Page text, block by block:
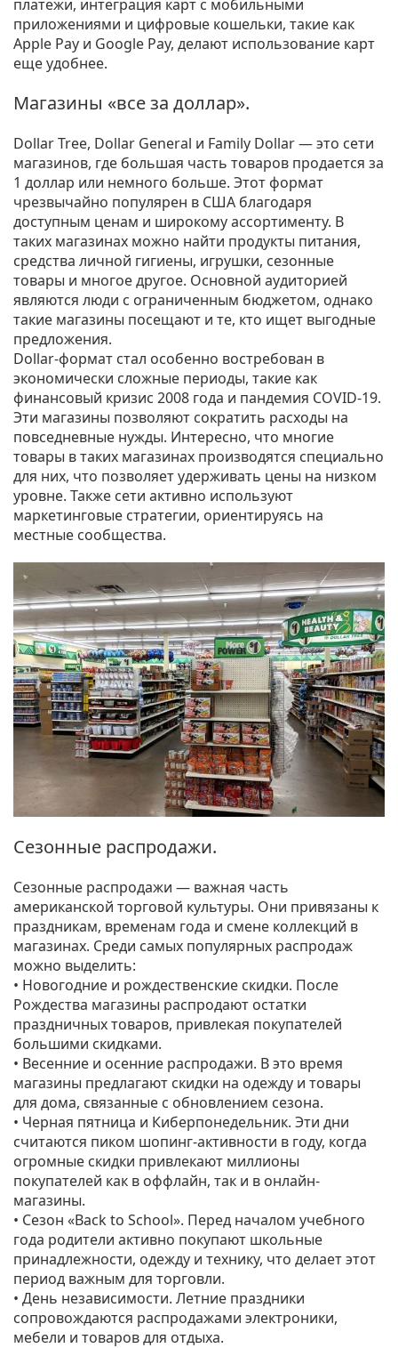
платежи, интеграция карт с мобильными
приложениями и цифровые кошельки, такие как
Apple Pay и Google Pay, делают использование карт
еще удобнее.
Магазины «все за доллар».
Dollar Tree, Dollar General и Family Dollar — это сети
магазинов, где большая часть товаров продается за
1 доллар или немного больше. Этот формат
чрезвычайно популярен в США благодаря
доступным ценам и широкому ассортименту. В
таких магазинах можно найти продукты питания,
средства личной гигиены, игрушки, сезонные
товары и многое другое. Основной аудиторией
являются люди с ограниченным бюджетом, однако
такие магазины посещают и те, кто ищет выгодные
предложения.
Dollar-формат стал особенно востребован в
экономически сложные периоды, такие как
финансовый кризис 2008 года и пандемия COVID-19.
Эти магазины позволяют сократить расходы на
повседневные нужды. Интересно, что многие
товары в таких магазинах производятся специально
для них, что позволяет удерживать цены на низком
уровне. Также сети активно используют
маркетинговые стратегии, ориентируясь на
местные сообщества.
Сезонные распродажи.
Сезонные распродажи — важная часть
американской торговой культуры. Они привязаны к
праздникам, временам года и смене коллекций в
магазинах. Среди самых популярных распродаж
можно выделить:
• Новогодние и рождественские скидки. После
Рождества магазины распродают остатки
праздничных товаров, привлекая покупателей
большими скидками.
• Весенние и осенние распродажи. В это время
магазины предлагают скидки на одежду и товары
для дома, связанные с обновлением сезона.
• Черная пятница и Киберпонедельник. Эти дни
считаются пиком шопинг-активности в году, когда
огромные скидки привлекают миллионы
покупателей как в оффлайн, так и в онлайн-
магазины.
• Сезон «Back to School». Перед началом учебного
года родители активно покупают школьные
принадлежности, одежду и технику, что делает этот
период важным для торговли.
• День независимости. Летние праздники
сопровождаются распродажами электроники,
мебели и товаров для отдыха.